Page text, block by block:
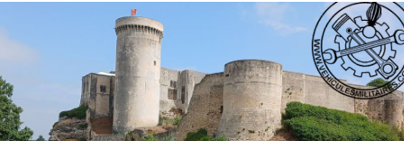
Véhicules Militaires .com
Bienvenue sur LE forum des passionnés de Véhicules Militaires de toutes nationalités et de
toutes époques. De nombreuses rubriques sont à votre disposition pour vous venir en aide,
ou simplement partager vos activités.